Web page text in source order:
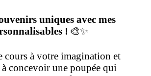
uniques avec mes
! 🎨✨
cours à votre imagination et
concevoir une poupée qui